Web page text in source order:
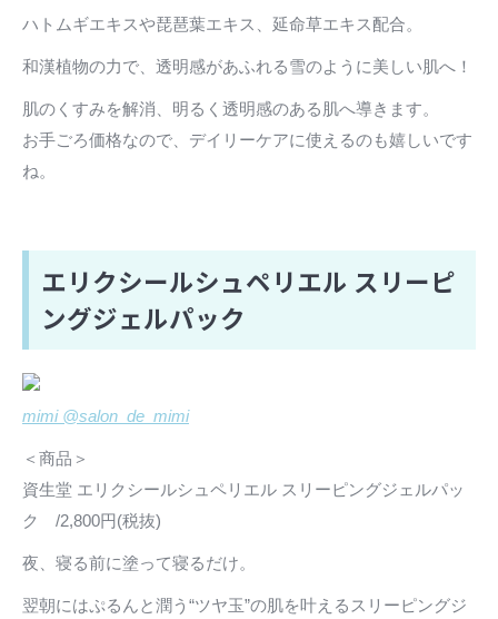
ハトムギエキスや琵琶葉エキス、延命草エキス配合。
和漢植物の力で、透明感があふれる雪のように美しい肌へ！
肌のくすみを解消、明るく透明感のある肌へ導きます。
お手ごろ価格なので、デイリーケアに使えるのも嬉しいです
ね。
エリクシールシュペリエル スリーピ
ングジェルパック
mimi @salon_de_mimi
＜商品＞
資生堂 エリクシールシュペリエル スリーピングジェルパッ
ク /2,800円(税抜)
夜、寝る前に塗って寝るだけ。
翌朝にはぷるんと潤う“ツヤ玉”の肌を叶えるスリーピングジ